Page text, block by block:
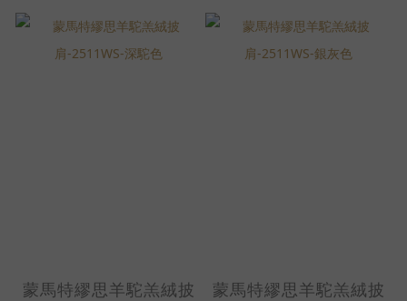
蒙馬特繆思羊駝羔絨披
蒙馬特繆思羊駝羔絨披